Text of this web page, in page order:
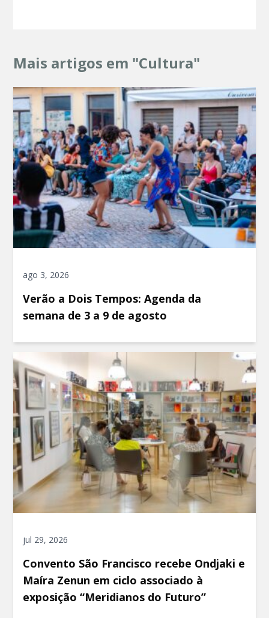
Mais artigos em "Cultura"
ago 3, 2026
Verão a Dois Tempos: Agenda da
semana de 3 a 9 de agosto
jul 29, 2026
Convento São Francisco recebe Ondjaki e
Maíra Zenun em ciclo associado à
exposição “Meridianos do Futuro”